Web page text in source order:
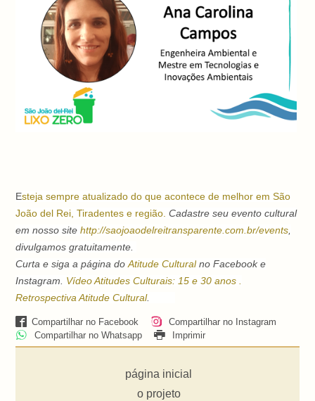
Esteja sempre atualizado do que acontece de melhor em São
João del Rei, Tiradentes e região.Cadastre seu evento cultural
em nosso sitehttp://saojoaodelreitransparente.com.br/events
divulgamos gratuitamente.
Curta e siga a página doAtitude Cultural no Facebook e
Instagram. Vídeo Atitudes Culturais: 15 e 30 anos .
Retrospectiva Atitude Cultural.
Compartilhar no Facebook
Compartilhar no Instagram
Compartilhar no Whatsapp
Imprimir
página inicial
o projeto